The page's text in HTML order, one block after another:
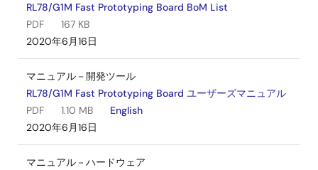
RL78/G1M Fast Prototyping Board BoM List
PDF
167 KB
2020年6月16日
マニュアル－開発ツール
RL78/G1M Fast Prototyping Board ユーザーズマニュアル
PDF
1.10 MB
English
2020年6月16日
マニュアル－ハードウェア